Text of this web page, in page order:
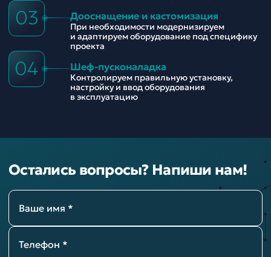
03 Дооснащение и кастомизация
При необходимости модернизируем
и адаптируем оборудование под специфику
проекта
04 Шеф-пусконаладка
Контролируем правильную установку,
настройку и ввод оборудования
в эксплуатацию
Остались вопросы? Напиши нам!
Ваше имя *
Телефон *